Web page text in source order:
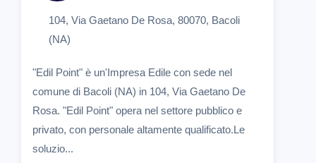
104, Via Gaetano De Rosa, 80070, Bacoli
(NA)
"Edil Point" è un'Impresa Edile con sede nel
comune di Bacoli (NA) in 104, Via Gaetano De
Rosa. "Edil Point" opera nel settore pubblico e
privato, con personale altamente qualificato.Le
soluzio...